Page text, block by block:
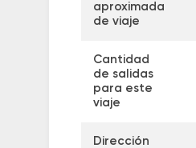
aproximada
de viaje
Cantidad
de salidas
para este
viaje
Dirección